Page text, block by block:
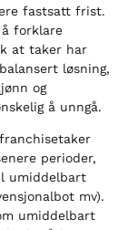
fastsatt frist.
forklare
at taker har
løsning,
og
å unngå.
perioder,
umiddelbart
mv).
umiddelbart